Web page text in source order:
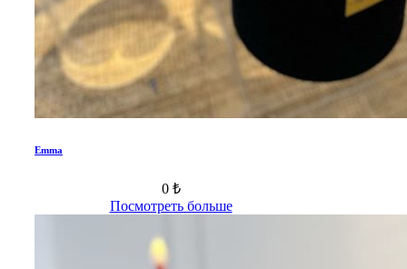
Emma
0 ₺
Посмотреть больше